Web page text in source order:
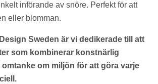
införande av snöre. Perfekt för att
eller blomman.
Sweden är vi dedikerade till att
som kombinerar konstnärlig
om miljön för att göra varje